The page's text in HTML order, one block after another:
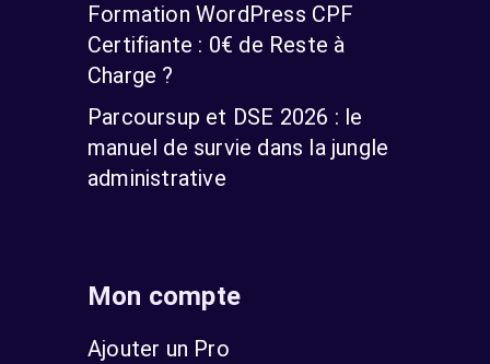
Formation WordPress CPF
Certifiante : 0€ de Reste à
Charge ?
Parcoursup et DSE 2026 : le
manuel de survie dans la jungle
administrative
Mon compte
Ajouter un Pro